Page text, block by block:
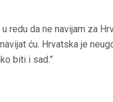
redu da ne navijam za
ću. Hrvatska je
biti i sad.”